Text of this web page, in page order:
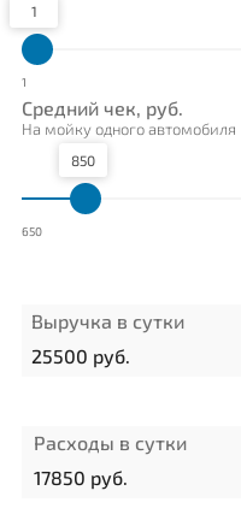
1
1
Средний чек, руб.
На мойку одного автомобиля
850
650
Расходы в сутки
17850 руб.
Выручка в сутки
25500 руб.